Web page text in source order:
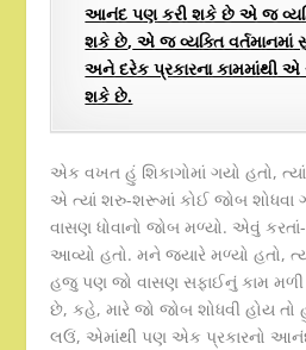
આનંદ પણ કરી શકે છે એ જ
શકે છે, એ જ વ્યક્તિ
અને દરેક પ્રકારના કામમાંથી
શકે છે.
એક વખત હું શિકાગોમાં ગયો હતો,
એ ત્યાં શરુ-શરૂમાં કોઈ જોબ શોધવા
વાસણ ધોવાનો જોબ મળ્યો. એવું
આવ્યો હતો. મને જયારે મળ્યો હતો,
હજુ પણ જો વાસણ સફાઈનું કામ
છે, કહે, મારે જો જોબ શોધવી હોય તો
લઉં, એમાંથી પણ એક પ્રકારનો